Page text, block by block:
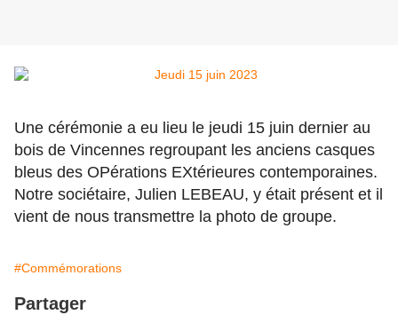
Une cérémonie a eu lieu le jeudi 15 juin dernier au
bois de Vincennes regroupant les anciens casques
bleus des OPérations EXtérieures contemporaines.
Notre sociétaire, Julien LEBEAU, y était présent et il
vient de nous transmettre la photo de groupe.
#Commémorations
Partager